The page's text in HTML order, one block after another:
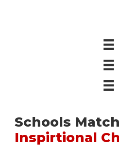
Schools
Inspirtional